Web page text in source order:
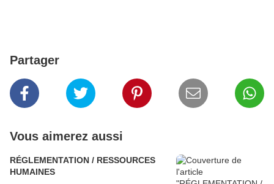
Partager
Vous aimerez aussi
RÉGLEMENTATION / RESSOURCES
HUMAINES